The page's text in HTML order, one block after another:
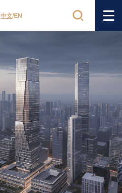
中文/EN